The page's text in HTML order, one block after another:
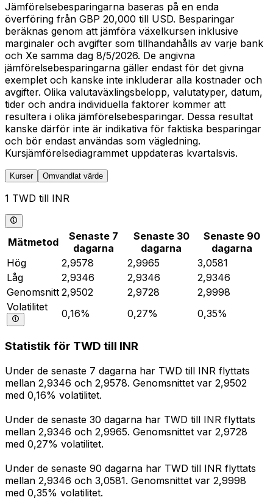
Jämförelsebesparingarna baseras på en enda
överföring från GBP 20,000 till USD. Besparingar
beräknas genom att jämföra växelkursen inklusive
marginaler och avgifter som tillhandahålls av varje bank
och Xe samma dag 8/5/2026. De angivna
jämförelsebesparingarna gäller endast för det givna
exemplet och kanske inte inkluderar alla kostnader och
avgifter. Olika valutaväxlingsbelopp, valutatyper, datum,
tider och andra individuella faktorer kommer att
resultera i olika jämförelsebesparingar. Dessa resultat
kanske därför inte är indikativa för faktiska besparingar
och bör endast användas som vägledning.
Kursjämförelsediagrammet uppdateras kvartalsvis.
Kurser Omvandlat värde
1 TWD till INR
Mätmetod
Senaste 7
dagarna
Senaste 30
dagarna
Senaste 90
dagarna
Hög
2,9578 2,9965
3,0581
Låg
2,9346 2,9346
2,9346
Genomsnitt 2,9502 2,9728
2,9998
Volatilitet
0,16% 0,27% 0,35%
Statistik för TWD till INR
Under de senaste 7 dagarna har TWD till INR flyttats
mellan 2,9346 och 2,9578. Genomsnittet var 2,9502
med 0,16% volatilitet.
Under de senaste 30 dagarna har TWD till INR flyttats
mellan 2,9346 och 2,9965. Genomsnittet var 2,9728
med 0,27% volatilitet.
Under de senaste 90 dagarna har TWD till INR flyttats
mellan 2,9346 och 3,0581. Genomsnittet var 2,9998
med 0,35% volatilitet.